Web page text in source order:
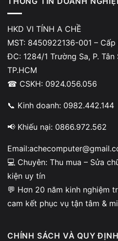
Nội dung
Khởi động lại máy
HKD VI TÍNH A CHỀ
MST: 8450922136-001 –
ĐC: 1284/1 Trường Sa, P. Tân
TP.HCM
☎ CSKH: 0924.056.056
📞 Kinh doanh: 0982.442.144
📢 Khiếu nại: 0866.972.562
💻 Chuyên: Thu mua – Sửa
kiện uy tín
💬 Hơn 20 năm kinh nghiệm
cam kết phục vụ tận tâm &
CHÍNH SÁCH VÀ QUY ĐỊNH